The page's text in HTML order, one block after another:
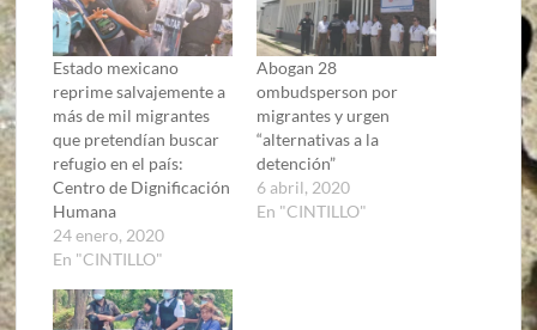
Estado mexicano
reprime salvajemente a
más de mil migrantes
que pretendían buscar
refugio en el país:
Centro de Dignificación
Humana
24 enero, 2020
En "CINTILLO"
Abogan 28
ombudsperson por
migrantes y urgen
“alternativas a la
detención”
6 abril, 2020
En "CINTILLO"